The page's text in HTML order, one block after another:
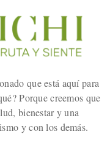
que está aquí para
Porque creemos que
bienestar y una
y con los demás.